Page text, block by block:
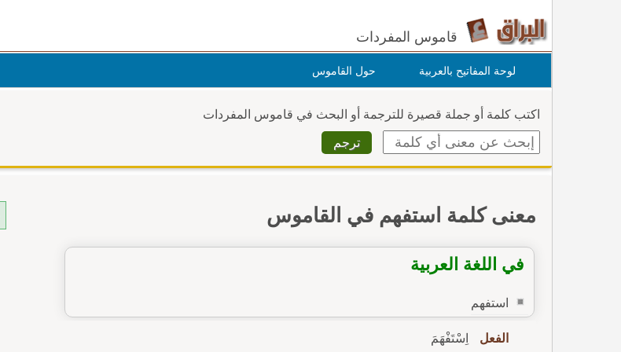
قاموس المفردات
لوحة المفاتيح بالعربية حول القاموس
اكتب كلمة أو جملة قصيرة للترجمة أو البحث في قاموس المفردات
معنى كلمة استفهم في القاموس
في اللغة العربية
استفهم
الفعل اِسْتَفْهَمَ